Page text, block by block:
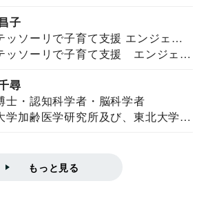
子
ッソーリで子育て支援 エンジェル
ス研究所所長
ッソーリで子育て支援 エンジェル
尋
士・認知科学者・脳科学者
学加齢医学研究所及び、東北大学大
もっと見る